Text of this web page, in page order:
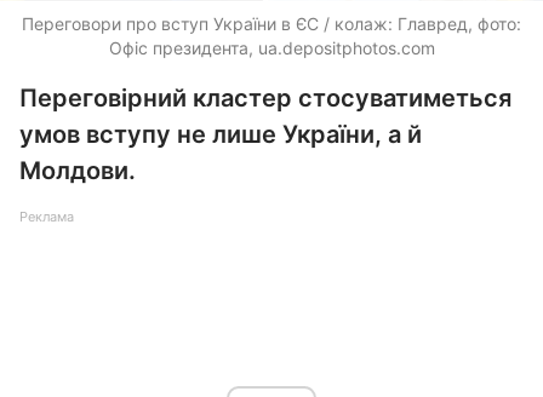
Переговори про вступ України в ЄС / колаж: Главред, фото:
Офіс президента, ua.depositphotos.com
Переговірний кластер стосуватиметься
умов вступу не лише України, а й
Молдови.
Реклама